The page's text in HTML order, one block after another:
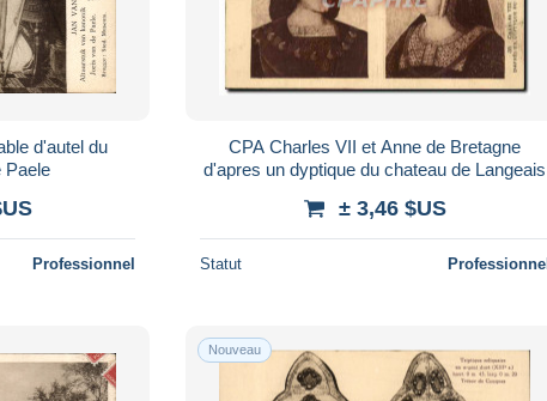
d'autel du
Paele
Professionnel
CPA Charles VII et Anne de Bretagne
d'apres un dyptique du chateau de Langeais
± 3,46 $US
Statut Professionnel
Nouveau